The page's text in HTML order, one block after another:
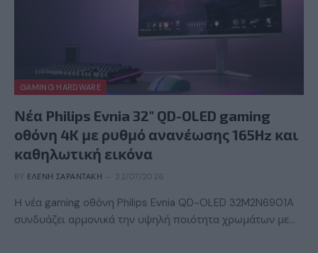
GAMING HARDWARE
Νέα Philips Evnia 32″ QD-OLED gaming
οθόνη 4K με ρυθμό ανανέωσης 165Hz και
καθηλωτική εικόνα
BY ΕΛΈΝΗ ΣΑΡΑΝΤΆΚΗ 22/07/2026
Η νέα gaming οθόνη Philips Evnia QD-OLED 32M2N6901A
συνδυάζει αρμονικά την υψηλή ποιότητα χρωμάτων με…